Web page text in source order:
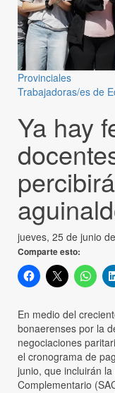
Provinciales
Trabajadoras/es de
Ya hay
jueves, 25 de junio
Comparte esto:
En medio del
bonaerenses por la
negociaciones
el cronograma de
junio, que incluirán
Complementario